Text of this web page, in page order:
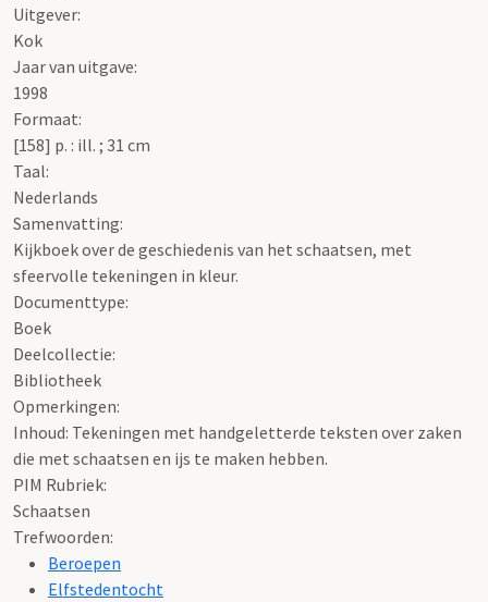
Uitgever:
Kok
Jaar van uitgave:
1998
Formaat:
[158] p. : ill. ; 31 cm
Taal:
Nederlands
Samenvatting:
Kijkboek over de geschiedenis van het schaatsen, met
sfeervolle tekeningen in kleur.
Documenttype:
Boek
Deelcollectie:
Bibliotheek
Opmerkingen:
Inhoud: Tekeningen met handgeletterde teksten over zaken
die met schaatsen en ijs te maken hebben.
PIM Rubriek:
Schaatsen
Trefwoorden:
Beroepen
Elfstedentocht